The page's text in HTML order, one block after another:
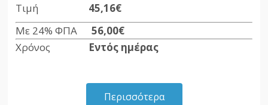
Τιμή 45,16€
Με 24% ΦΠΑ56,00€
Χρόνος Εντός ημέρας
Περισσότερα